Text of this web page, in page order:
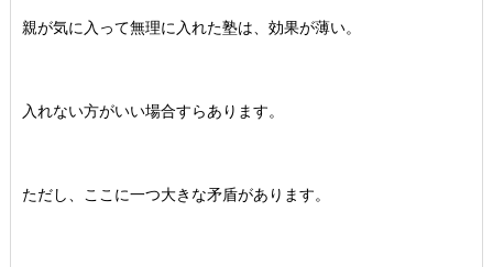
親が気に入って無理に入れた塾は、効果が薄い。
入れない方がいい場合すらあります。
ただし、ここに一つ大きな矛盾があります。